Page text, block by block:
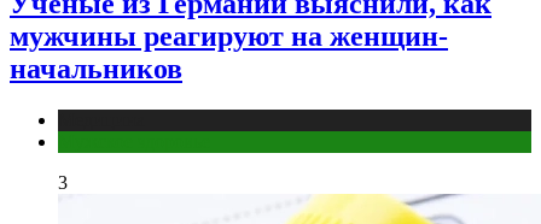
мужчины реагируют на женщин-
начальников
3